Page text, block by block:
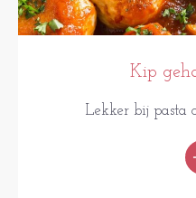
Kip
Lekker bij pasta